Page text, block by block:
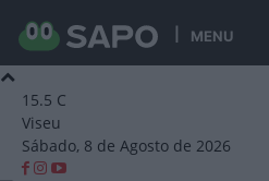
MENU
15.5 C
Viseu
Sábado, 8 de Agosto de 2026